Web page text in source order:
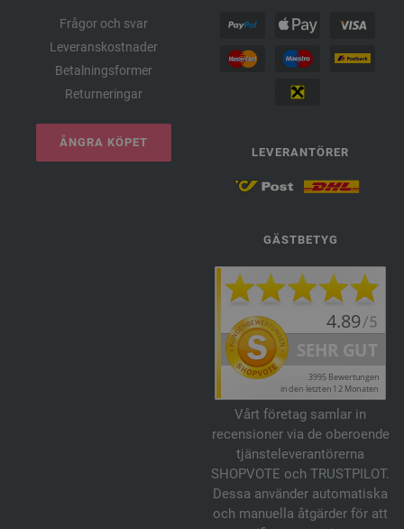
Frågor och svar
Leveranskostnader
Betalningsformer
Returneringar
ÅNGRA KÖPET
LEVERANTÖRER
GÄSTBETYG
Vårt företag samlar in
recensioner via de oberoende
tjänsteleverantörerna
SHOPVOTE och TRUSTPILOT.
Dessa använder automatiska
och manuella åtgärder för att